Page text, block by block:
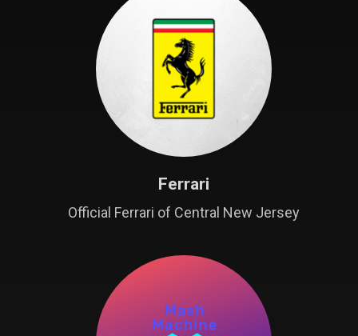
Ferrari
Official Ferrari of Central New Jersey